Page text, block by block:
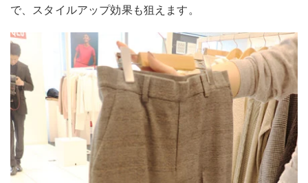
で、スタイルアップ効果も狙えます。